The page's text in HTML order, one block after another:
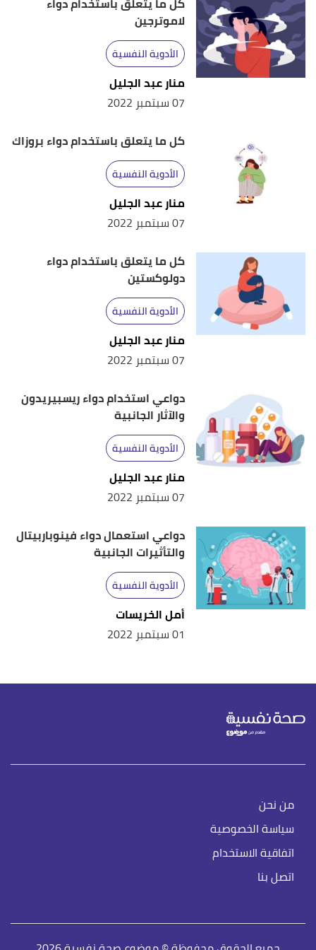
لاموترجين
الأدوية النفسية
منار عبد الجليل
07 سبتمبر 2022
كل ما يتعلق باستخدام دواء بروزاك
الأدوية النفسية
منار عبد الجليل
07 سبتمبر 2022
كل ما يتعلق باستخدام دواء
دولوكستين
الأدوية النفسية
منار عبد الجليل
07 سبتمبر 2022
دواعي استخدام دواء ريسبيريدون
والآثار الجانبية
الأدوية النفسية
منار عبد الجليل
07 سبتمبر 2022
دواعي استعمال دواء فينوباربيتال
والتأثيرات الجانبية
الأدوية النفسية
أمل الخريسات
01 سبتمبر 2022
من نحن
سياسة الخصوصية
اتفاقية الاستخدام
اتصل بنا